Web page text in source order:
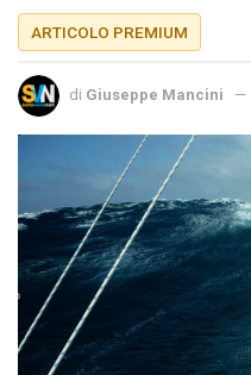
ARTICOLO PREMIUM
di Giuseppe Mancini